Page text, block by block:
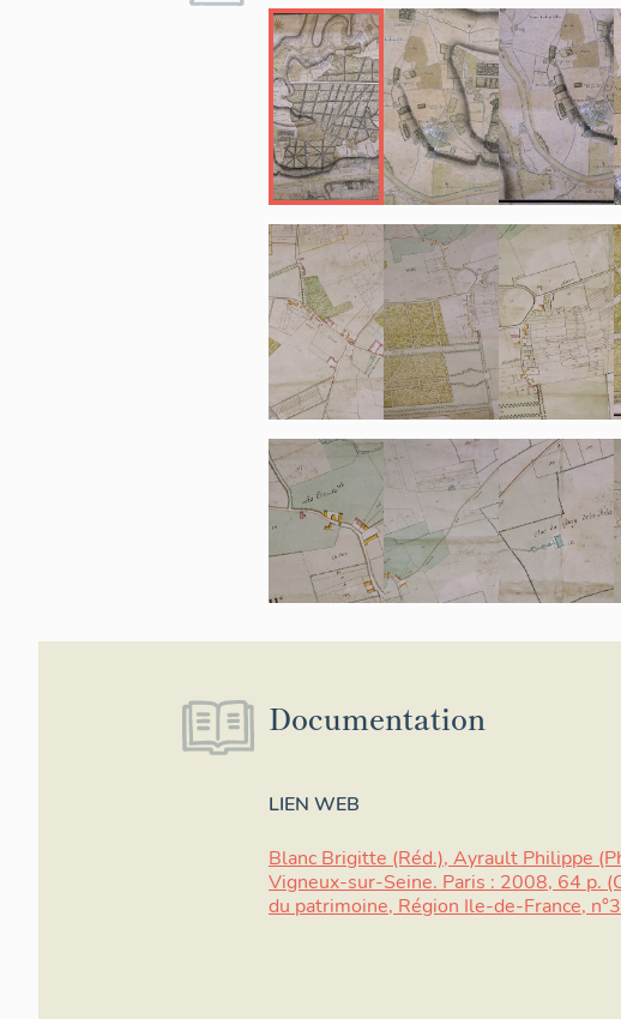
602
de la
15)
dans
l'Orme
passe
Seine
de
partie
Documentation
LIEN WEB
Blanc Brigitte (Réd.), Ayrault Philippe
Vigneux-sur-Seine. Paris : 2008, 64 p.
du patrimoine, Région Ile-de-France,